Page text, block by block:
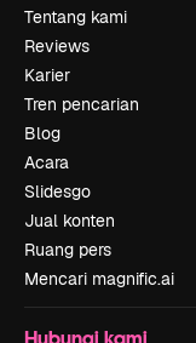
Tentang kami
Reviews
Karier
Tren pencarian
Blog
Acara
Slidesgo
Jual konten
Ruang pers
Mencari magnific.ai
Hubungi kami